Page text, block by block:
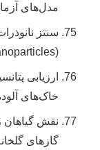
مدل‌های
سنتز
(Biogenic Nanoparticles).
ارزیابی
خاک‌های
نقش
گازهای